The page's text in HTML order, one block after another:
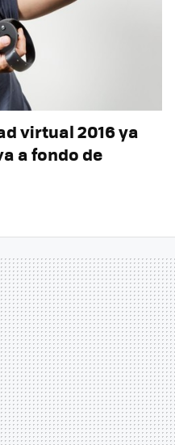
virtual 2016 ya
a fondo de